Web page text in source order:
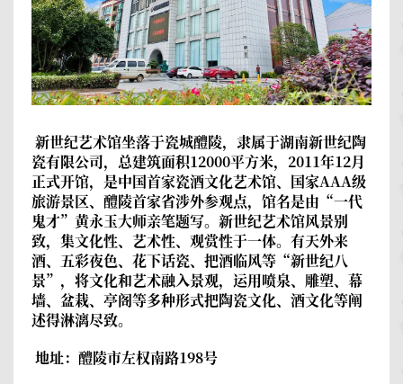
新世纪艺术馆坐落于瓷城醴陵，隶属于湖南新世纪陶
瓷有限公司，总建筑面积12000平方米，2011年12月
正式开馆，是中国首家瓷酒文化艺术馆、国家AAA级
旅游景区、醴陵首家省涉外参观点，馆名是由“一代
鬼才”黄永玉大师亲笔题写。新世纪艺术馆风景别
致，集文化性、艺术性、观赏性于一体。有天外来
酒、五彩夜色、花下话瓷、把酒临风等“新世纪八
景”，将文化和艺术融入景观，运用喷泉、雕塑、幕
墙、盆栽、亭阁等多种形式把陶瓷文化、酒文化等阐
述得淋漓尽致。
地址：醴陵市左权南路198号